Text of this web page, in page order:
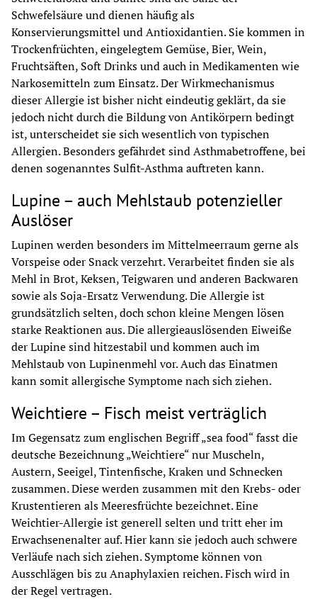
Schwefelsäure und dienen häufig als
Konservierungsmittel und Antioxidantien. Sie kommen in
Trockenfrüchten, eingelegtem Gemüse, Bier, Wein,
Fruchtsäften, Soft Drinks und auch in Medikamenten wie
Narkosemitteln zum Einsatz. Der Wirkmechanismus
dieser Allergie ist bisher nicht eindeutig geklärt, da sie
jedoch nicht durch die Bildung von Antikörpern bedingt
ist, unterscheidet sie sich wesentlich von typischen
Allergien. Besonders gefährdet sind Asthmabetroffene, bei
denen sogenanntes Sulfit-Asthma auftreten kann.
Lupine – auch Mehlstaub potenzieller
Auslöser
Lupinen werden besonders im Mittelmeerraum gerne als
Vorspeise oder Snack verzehrt. Verarbeitet finden sie als
Mehl in Brot, Keksen, Teigwaren und anderen Backwaren
sowie als Soja-Ersatz Verwendung. Die Allergie ist
grundsätzlich selten, doch schon kleine Mengen lösen
starke Reaktionen aus. Die allergieauslösenden Eiweiße
der Lupine sind hitzestabil und kommen auch im
Mehlstaub von Lupinenmehl vor. Auch das Einatmen
kann somit allergische Symptome nach sich ziehen.
Weichtiere – Fisch meist verträglich
Im Gegensatz zum englischen Begriff „sea food“ fasst die
deutsche Bezeichnung „Weichtiere“ nur Muscheln,
Austern, Seeigel, Tintenfische, Kraken und Schnecken
zusammen. Diese werden zusammen mit den Krebs- oder
Krustentieren als Meeresfrüchte bezeichnet. Eine
Weichtier-Allergie ist generell selten und tritt eher im
Erwachsenenalter auf. Hier kann sie jedoch auch schwere
Verläufe nach sich ziehen. Symptome können von
Ausschlägen bis zu Anaphylaxien reichen. Fisch wird in
der Regel vertragen.